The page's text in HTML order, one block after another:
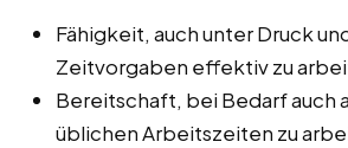
Fähigkeit, auch unter Druck
Zeitvorgaben effektiv zu
Bereitschaft, bei Bedarf auch
üblichen Arbeitszeiten zu